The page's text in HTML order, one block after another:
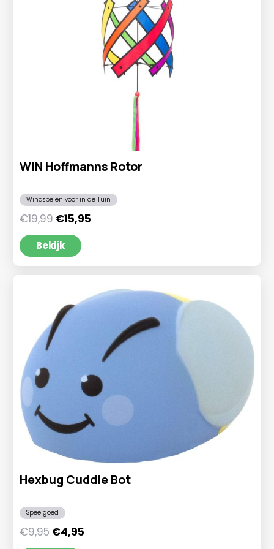
WIN Hoffmanns Rotor
Windspelen voor in de Tuin
€19,99 Oorspronkelijke
prijs
was:
€19,99.
€15,95Huidige
Bekijk
Hexbug Cuddle Bot
Speelgoed
€9,95 Oorspronkelijke
prijs
€4,95Huidige